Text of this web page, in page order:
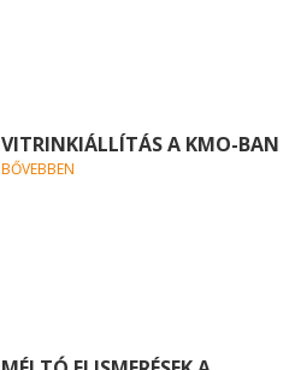
VITRINKIÁLLÍTÁS A KMO-BAN
BŐVEBBEN